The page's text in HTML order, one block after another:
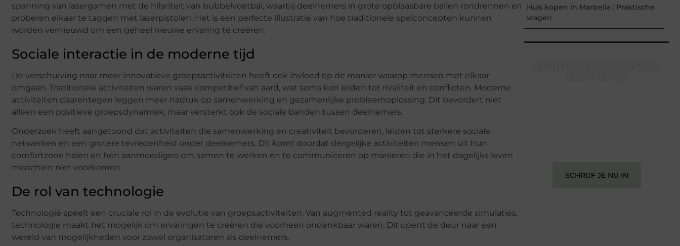
spanning van lasergamen met de hilariteit van bubbelvoetbal, waarbij deelnemers in grote opblaasbare ballen rondrennen en
proberen elkaar te taggen met laserpistolen. Het is een perfecte illustratie van hoe traditionele spelconcepten kunnen
worden vernieuwd om een geheel nieuwe ervaring te creëren.
Sociale interactie in de moderne tijd
De verschuiving naar meer innovatieve groepsactiviteiten heeft ook invloed op de manier waarop mensen met elkaar
omgaan. Traditionele activiteiten waren vaak competitief van aard, wat soms kon leiden tot rivaliteit en conflicten. Moderne
activiteiten daarentegen leggen meer nadruk op samenwerking en gezamenlijke probleemoplossing. Dit bevordert niet
alleen een positieve groepsdynamiek, maar versterkt ook de sociale banden tussen deelnemers.
Onderzoek heeft aangetoond dat activiteiten die samenwerking en creativiteit bevorderen, leiden tot sterkere sociale
netwerken en een grotere tevredenheid onder deelnemers. Dit komt doordat dergelijke activiteiten mensen uit hun
comfortzone halen en hen aanmoedigen om samen te werken en te communiceren op manieren die in het dagelijks leven
misschien niet voorkomen.
De rol van technologie
Technologie speelt een cruciale rol in de evolutie van groepsactiviteiten. Van augmented reality tot geavanceerde simulaties,
technologie maakt het mogelijk om ervaringen te creëren die voorheen ondenkbaar waren. Dit opent de deur naar een
wereld van mogelijkheden voor zowel organisatoren als deelnemers.
Huis kopen in Marbella : Praktische
vragen
SCHRIJF JE NU IN